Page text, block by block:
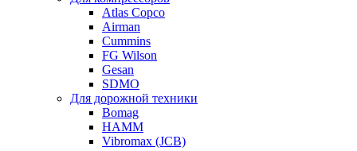
Atlas Copco
Airman
Cummins
FG Wilson
Gesan
SDMO
Для дорожной техники
Bomag
HAMM
Vibromax (JCB)